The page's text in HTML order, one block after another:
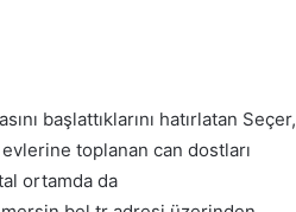
başlattıklarını hatırlatan Seçer,
toplanan can dostları
ortamda da